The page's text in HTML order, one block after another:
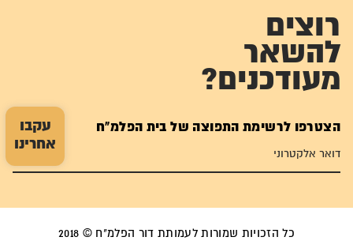
עקבו
אחרינו
רוצים
להשאר
מעודכנים?
הצטרפו לרשימת התפוצה של בית הפלמ"ח
כל הזכויות שמורות לעמותת דור הפלמ"ח © 2018